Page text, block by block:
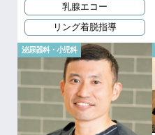
乳腺エコー
リング着脱指導
泌尿器科・小児科